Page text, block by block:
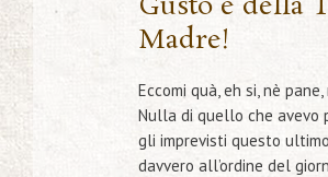
Gusto e della
Madre!
Eccomi quà, eh si, nè
Nulla di quello che avevo
gli imprevisti questo
davvero all’ordine del